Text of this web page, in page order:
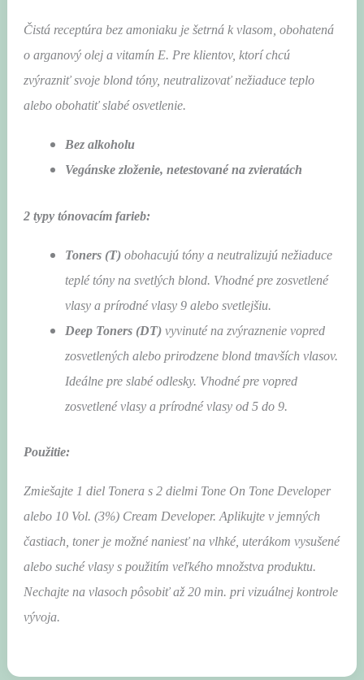
Čistá receptúra ​​bez amoniaku je šetrná k vlasom, obohatená
o arganový olej a vitamín E. Pre klientov, ktorí chcú
zvýrazniť svoje blond tóny, neutralizovať nežiaduce teplo
alebo obohatiť slabé osvetlenie.
Bez alkoholu
Vegánske zloženie, netestované na zvieratách
2 typy tónovacím farieb:
Toners (T) obohacujú tóny a neutralizujú nežiaduce
teplé tóny na svetlých blond. Vhodné pre zosvetlené
vlasy a prírodné vlasy9 alebo svetlejšiu.
Deep Toners (DT) vyvinuté na zvýraznenie vopred
zosvetlených alebo prirodzene blond tmavších vlasov.
Ideálne pre slabé odlesky. Vhodné pre vopred
zosvetlené vlasy a prírodné vlasyod 5 do 9.
Použitie:
Zmiešajte 1 diel Tonera s 2 dielmi Tone On Tone Developer
alebo 10 Vol. (3%) Cream Developer. Aplikujte v jemných
častiach, toner je možné naniesť na vlhké, uterákom vysušené
alebo suché vlasy s použitím veľkého množstva produktu.
Nechajte na vlasoch pôsobiť až 20 min. pri vizuálnej kontrole
vývoja.